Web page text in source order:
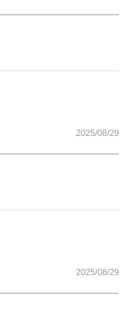
2025/08/29
2025/08/29